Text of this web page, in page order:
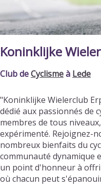
Koninklijke
Club deCyclismeà Lede
"Koninklijke Wielerclub
dédié aux passionnés de
membres de tous
expérimenté. Rejoignez-
nombreux bienfaits du
communauté dynamique
un point d'honneur à
où chacun peut